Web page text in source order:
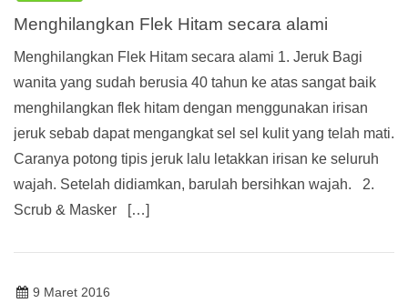
Menghilangkan Flek Hitam secara alami
Menghilangkan Flek Hitam secara alami 1. Jeruk Bagi
wanita yang sudah berusia 40 tahun ke atas sangat baik
menghilangkan flek hitam dengan menggunakan irisan
jeruk sebab dapat mengangkat sel sel kulit yang telah mati.
Caranya potong tipis jeruk lalu letakkan irisan ke seluruh
wajah. Setelah didiamkan, barulah bersihkan wajah. 2.
Scrub & Masker […]
9 Maret 2016